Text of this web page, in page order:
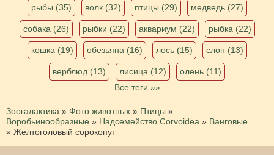
рыбы (35) волк (32) птицы (29) медведь (27)
собака (26) рыбки (22) аквариум (22) рыбка (22)
кошка (19) обезьяна (16) лось (15) слон (13)
верблюд (13) лисица (12)
олень (11)
Все теги »»
Зоогалактика » Фото животных » Птицы »
Воробьинообразные » Надсемейство Corvoidea » Ванговые
» Желтоголовый сорокопут